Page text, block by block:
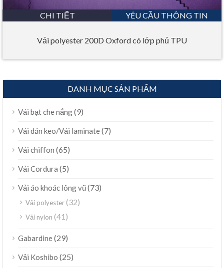
CHI TIẾT YÊU CẦU THÔNG TIN
Vải polyester 200D Oxford có lớp phủ TPU
DANH MỤC SẢN PHẨM
Vải bạt che nắng(9)
Vải dán keo/Vải laminate(7)
Vải chiffon (65)
Vải Cordura (5)
Vải áo khoác lông vũ(73)
Vải polyester(32)
Vải nylon (41)
Gabardine(29)
Vải Koshibo (25)